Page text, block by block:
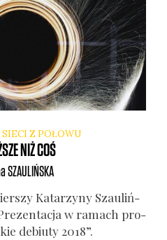
SIECI Z POŁOWU
NIŻ COŚ
SZAULIŃSKA
Kata­rzy­ny Szau­liń­
w ramach pro­
debiu­ty 2018”.